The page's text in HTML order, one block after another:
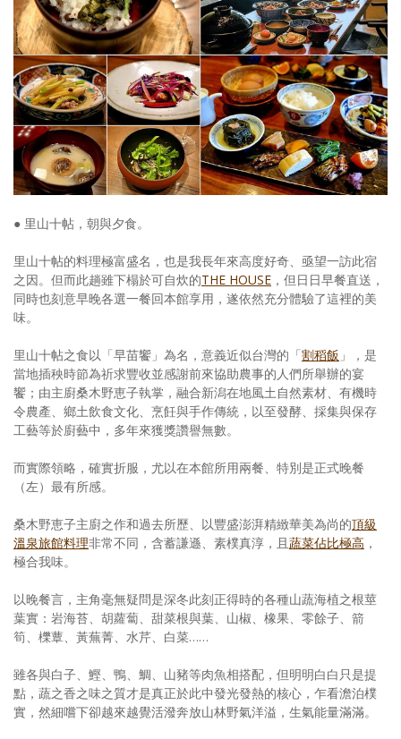
● 里山十帖，朝與夕食。
里山十帖的料理極富盛名，也是我長年來高度好奇、亟望一訪此宿
之因。但而此趟雖下榻於可自炊的THE HOUSE ，但日日早餐直送，
同時也刻意早晚各選一餐回本館享用，遂依然充分體驗了這裡的美
味。
里山十帖之食以「早苗饗」為名，意義近似台灣的「割稻飯 」，是
當地插秧時節為祈求豐收並感謝前來協助農事的人們所舉辦的宴
饗；由主廚桑木野恵子執掌，融合新潟在地風土自然素材、有機時
令農產、鄉土飲食文化、烹飪與手作傳統，以至發酵、採集與保存
工藝等於廚藝中，多年來獲獎讚譽無數。
而實際領略，確實折服，尤以在本館所用兩餐、特別是正式晚餐
（左）最有所感。
桑木野恵子主廚之作和過去所歷、以豐盛澎湃精緻華美為尚的頂級
溫泉旅館料理非常不同，含蓄謙遜、素樸真淳，且蔬菜佔比極高 ，
極合我味。
以晚餐言，主角毫無疑問是深冬此刻正得時的各種山蔬海植之根莖
葉實：岩海苔、胡蘿蔔、甜菜根與葉、山椒、橡果、零餘子、箭
筍、櫟蕈、黃蕪菁、水芹、白菜……
雖各與白子、鰹、鴨、鯛、山豬等肉魚相搭配，但明明白白只是提
點，蔬之香之味之質才是真正於此中發光發熱的核心，乍看澹泊樸
實，然細嚐下卻越來越覺活潑奔放山林野氣洋溢，生氣能量滿滿。